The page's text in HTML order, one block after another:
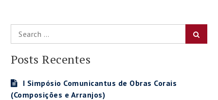
Search
for:
Posts Recentes
I Simpósio Comunicantus de Obras Corais
(Composições e Arranjos)